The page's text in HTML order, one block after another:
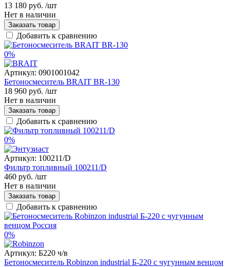
13 180 руб. /шт
Нет в наличии
Заказать товар
Добавить к сравнению
0%
Артикул: 0901001042
Бетоносмеситель BRAIT BR-130
18 960 руб. /шт
Нет в наличии
Заказать товар
Добавить к сравнению
0%
Артикул: 100211/D
Фильтр топливный 100211/D
460 руб. /шт
Нет в наличии
Заказать товар
Добавить к сравнению
0%
Артикул: Б220 ч/в
Бетоносмеситель Robinzon industrial Б-220 с чугунным венцом